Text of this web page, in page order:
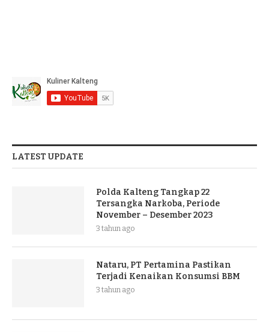
LATEST UPDATE
Polda Kalteng Tangkap 22
Tersangka Narkoba, Periode
November – Desember 2023
3 tahun ago
Nataru, PT Pertamina Pastikan
Terjadi Kenaikan Konsumsi BBM
3 tahun ago